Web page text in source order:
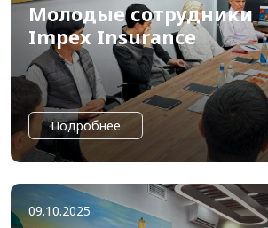
Молодые сотрудники
Impex Insurance
Подробнее
09.10.2025